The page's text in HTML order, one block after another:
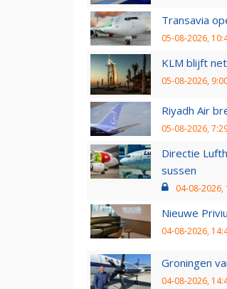
Transavia
05-08-2026,
KLM blijft
05-08-2026,
Riyadh Air
05-08-2026,
Directie
sussen
04-08-2026,
Nieuwe
04-08-2026,
Groningen
04-08-2026,